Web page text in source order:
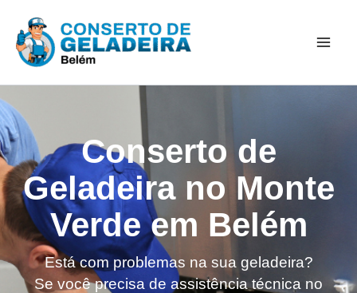
para
Conserto de
Geladeira no Monte
Verde em Belém
Está com problemas na sua geladeira?
Se você precisa de assistência técnica no